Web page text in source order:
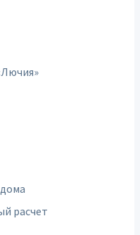
расчет